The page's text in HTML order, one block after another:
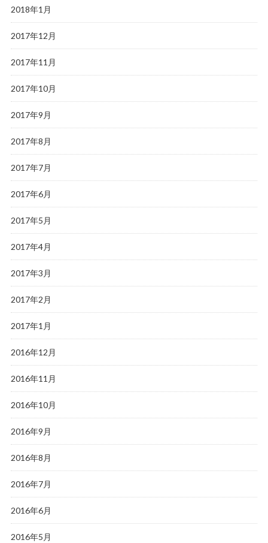
2018年1月
2017年12月
2017年11月
2017年10月
2017年9月
2017年8月
2017年7月
2017年6月
2017年5月
2017年4月
2017年3月
2017年2月
2017年1月
2016年12月
2016年11月
2016年10月
2016年9月
2016年8月
2016年7月
2016年6月
2016年5月